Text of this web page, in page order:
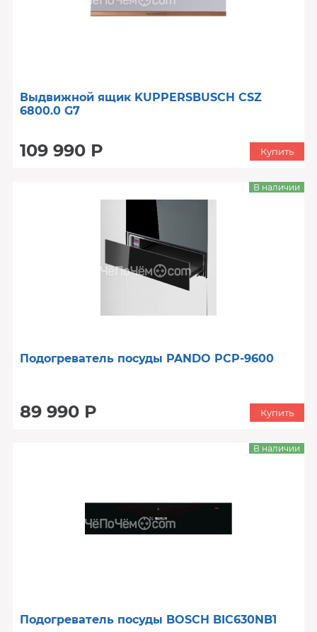
Выдвижной ящик KUPPERSBUSCH CSZ
6800.0 G7
109 990 Р Купить
Подогреватель посуды PANDO PCP-9600
89 990 Р
В наличии
Купить
Подогреватель посуды BOSCH BIC630NB1
В наличии